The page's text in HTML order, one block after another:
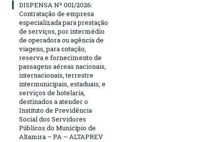
DISPENSA Nº 001/2026:
Contratação de empresa
especializada para prestação
de serviços, por intermédio
de operadora ou agência de
viagens, para cotação,
reserva e fornecimento de
passagens aéreas nacionais,
internacionais, terrestre
intermunicipais, estaduais, e
serviços de hotelaria,
destinados a atender o
Instituto de Previdência
Social dos Servidores
Públicos do Município de
Altamira – PA – ALTAPREV